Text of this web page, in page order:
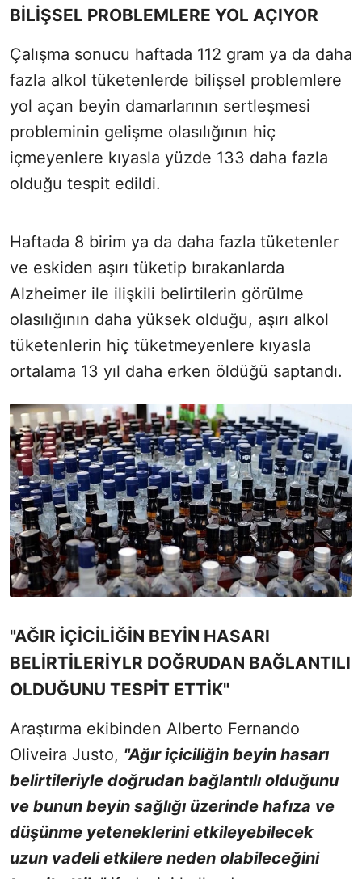
BİLİŞSEL PROBLEMLERE YOL AÇIYOR
Çalışma sonucu haftada 112 gram ya da daha
fazla alkol tüketenlerde bilişsel problemlere
yol açan beyin damarlarının sertleşmesi
probleminin gelişme olasılığının hiç
içmeyenlere kıyasla yüzde 133 daha fazla
olduğu tespit edildi.
Haftada 8 birim ya da daha fazla tüketenler
ve eskiden aşırı tüketip bırakanlarda
Alzheimer ile ilişkili belirtilerin görülme
olasılığının daha yüksek olduğu, aşırı alkol
tüketenlerin hiç tüketmeyenlere kıyasla
ortalama 13 yıl daha erken öldüğü saptandı.
"AĞIR İÇİCİLİĞİN BEYİN HASARI
BELİRTİLERİYLR DOĞRUDAN BAĞLANTILI
OLDUĞUNU TESPİT ETTİK"
Araştırma ekibinden Alberto Fernando
Oliveira Justo, "Ağır içiciliğin beyin hasarı
belirtileriyle doğrudan bağlantılı olduğunu
ve bunun beyin sağlığı üzerinde hafıza ve
düşünme yeteneklerini etkileyebilecek
uzun vadeli etkilere neden olabileceğini